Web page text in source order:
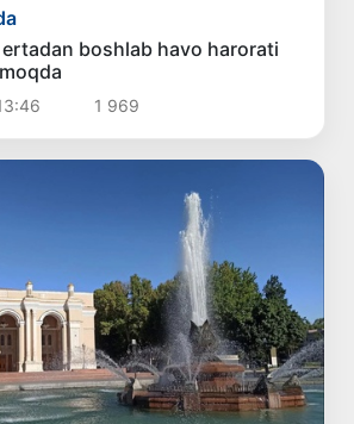
ertadan boshlab havo harorati
1 969